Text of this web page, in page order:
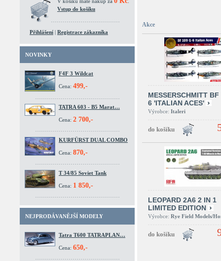
Vstup do košíku
Přihlášení | Registrace zákazníka
NOVINKY
F4F 3 Wildcat
Cena: 499,-
TATRA 603 - B5 Marat…
Cena: 2 700,-
KURFÜRST DUAL COMBO
Cena: 870,-
T 34/85 Soviet Tank
Cena: 1 850,-
NEJPRODÁVANĚJŠÍ MODELY
Tatra T600 TATRAPLAN…
Cena: 650,-
Akce
MESSERSCHMITT
6 'ITALIAN ACES'
Výrobce: Italeri
LEOPARD 2A6 2 IN 1
LIMITED EDITION
Výrobce: Rye Field Models/